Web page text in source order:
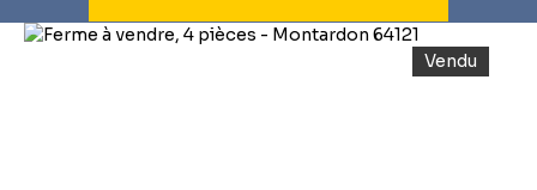
Vendu